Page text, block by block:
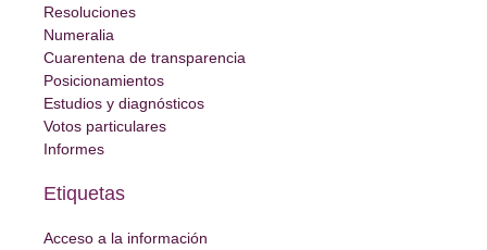
Resoluciones
Numeralia
Cuarentena de transparencia
Posicionamientos
Estudios y diagnósticos
Votos particulares
Informes
Etiquetas
Acceso a la información